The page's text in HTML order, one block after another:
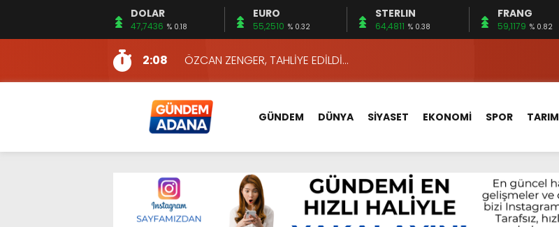
DOLAR
47,7436 % 0.18
EURO
55,2510 % 0.32
STERLIN
64,4811 % 0.38
FRANG
59,1179 % 0.82
13:10
İKİNCİ 500’DE ADANA’DAN 15 FİRMA
13:16
2:08
ÖZCAN ZENGER, TAHLİYE EDİLDİ…
16:00
AKILLI MERCEK HERKES İÇİN UYGUN MU?
10:06
ADANA’DAKİ CİNAYETLER MECLİSTE KONUŞULDU
13:54
NACAR: ESNAFIN SAĞLIK HİZMETLERİNİ KONUŞTUK
13:19
NACAR, DAHA İYİ SAĞLIK HİZMETLERİ İÇİN SAHADA
SULAMA KANALLARINDAKİ BOĞULMALARI ÖNLEMEK İÇİN GÖRÜŞTÜLER…
14:24
HERKES İÇİN ERİŞİLEBİLİR BEYİN SAĞLIĞI!
14:22
EMEKLİLER EN DÜŞÜK EMEKLİ AYLIĞININ 40 BİN LİRA OLMASINI İSTİYOR!
GÜNDEM DÜNYA SİYASET EKONOMİ SPOR TARIM